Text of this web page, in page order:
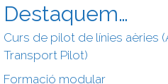
Destaquem…
Curs de pilot de línies aèries
Transport Pilot)
Formació modular